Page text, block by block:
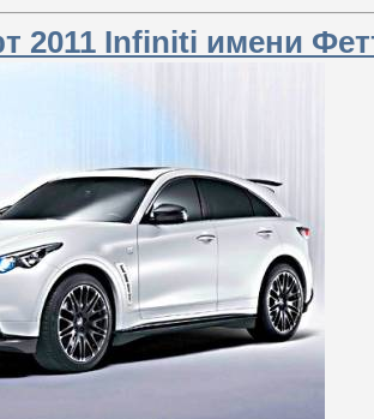
2011 Infiniti имени